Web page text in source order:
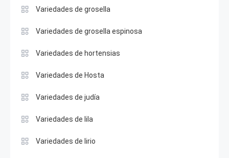
Variedades de grosella
Variedades de grosella espinosa
Variedades de hortensias
Variedades de Hosta
Variedades de judía
Variedades de lila
Variedades de lirio